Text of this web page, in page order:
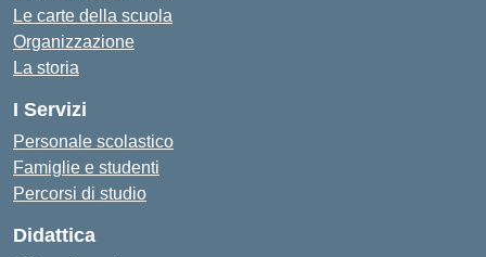
Le carte della scuola
Organizzazione
La storia
I Servizi
Personale scolastico
Famiglie e studenti
Percorsi di studio
Didattica